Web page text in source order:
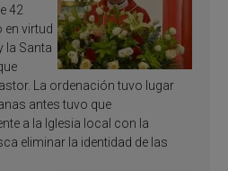
42
virtud
la Santa
La ordenación tuvo lugar
antes tuvo que
a la Iglesia local con la
eliminar la identidad de las